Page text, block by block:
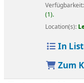
Verfügbarkeit:
(1).
Location(s):
In
Zum